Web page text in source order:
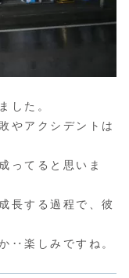
した。
やアクシデントは
ってると思いま
長する過程で、彼
‥楽しみですね。